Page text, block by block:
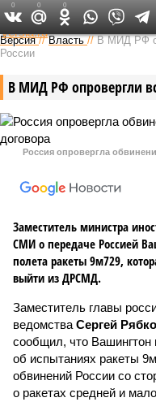
Версия //Власть //В МИД РФ
России
В МИД РФ опровергли
Россия опровергла
Заместитель министра
СМИ о передаче Россией
полета ракеты 9м729,
выйти из ДРСМД.
Заместитель главы
ведомства Сергей
сообщил, что
об испытаниях ракеты
обвинений России со
о ракетах средней и
0 0 0